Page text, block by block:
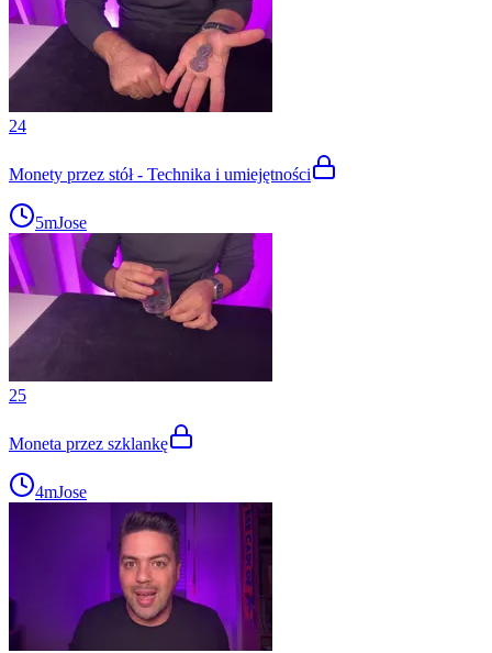
24
Monety przez stół - Technika i umiejętności
5mJose
25
Moneta przez szklankę
4mJose